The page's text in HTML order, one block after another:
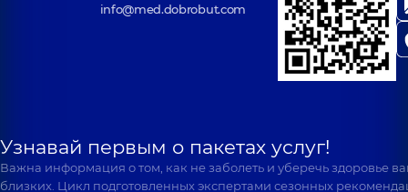
info@med.dobrobut.com
Узнавай первым о пакетах услуг!
Важна информация о том, как не заболеть и уберечь здоровье
близких. Цикл подготовленных экспертами сезонных